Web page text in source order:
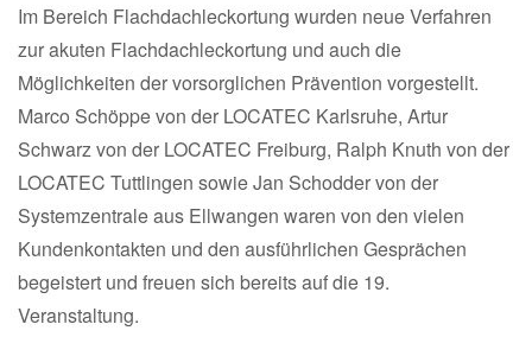
Im Bereich Flachdachleckortung wurden neue Verfahren
zur akuten Flachdachleckortung und auch die
Möglichkeiten der vorsorglichen Prävention vorgestellt.
Marco Schöppe von der LOCATEC Karlsruhe, Artur
Schwarz von der LOCATEC Freiburg, Ralph Knuth von der
LOCATEC Tuttlingen sowie Jan Schodder von der
Systemzentrale aus Ellwangen waren von den vielen
Kundenkontakten und den ausführlichen Gesprächen
begeistert und freuen sich bereits auf die 19.
Veranstaltung.